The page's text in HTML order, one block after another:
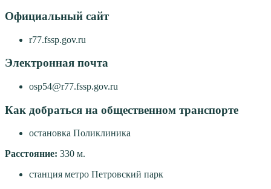
Официальный сайт
r77.fssp.gov.ru
Электронная почта
osp54@r77.fssp.gov.ru
Как добраться на общественном транспорте
остановка Поликлиника
Расстояние: 330 м.
станция метро Петровский парк